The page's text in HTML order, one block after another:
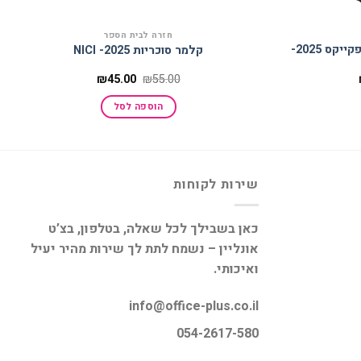
תיק אורטופדי+קלמר בעיצוב קאפקייקס 2025-
המחיר
חזרה לבית הספר
קלמר סוכריות 2025- NICI
₪55.00 המחיר
היה:
₪55.00.
₪45.00
הוספה לסל
שירות לקוחות
כאן בשבילך לכל שאלה, בטלפון, בצ’ט
אונליין – נשמח לתת לך שירות מהיר יעיל
ואיכותי.
info@office-plus.co.il
054-2617-580